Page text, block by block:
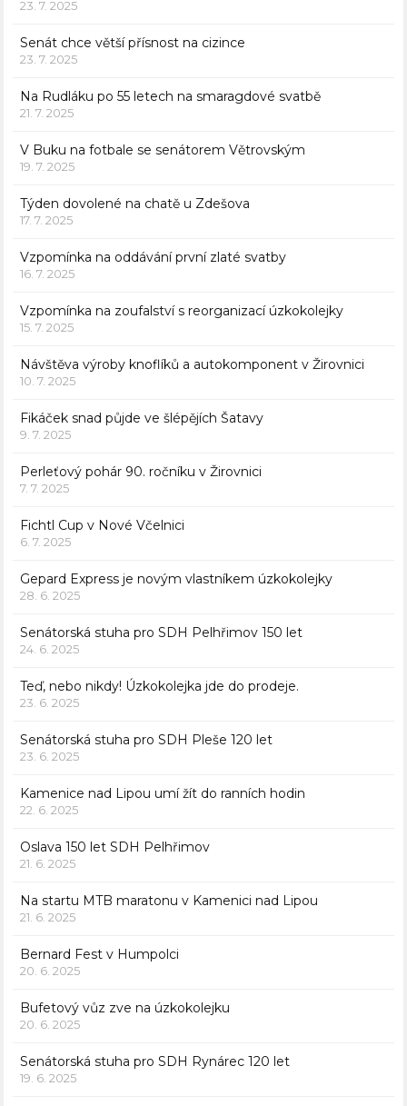
23. 7. 2025
Senát chce větší přísnost na cizince
23. 7. 2025
Na Rudláku po 55 letech na smaragdové svatbě
21. 7. 2025
V Buku na fotbale se senátorem Větrovským
19. 7. 2025
Týden dovolené na chatě u Zdešova
17. 7. 2025
Vzpomínka na oddávání první zlaté svatby
16. 7. 2025
Vzpomínka na zoufalství s reorganizací úzkokolejky
15. 7. 2025
Návštěva výroby knoflíků a autokomponent v Žirovnici
10. 7. 2025
Fikáček snad půjde ve šlépějích Šatavy
9. 7. 2025
Perleťový pohár 90. ročníku v Žirovnici
7. 7. 2025
Fichtl Cup v Nové Včelnici
6. 7. 2025
Gepard Express je novým vlastníkem úzkokolejky
28. 6. 2025
Senátorská stuha pro SDH Pelhřimov 150 let
24. 6. 2025
Teď, nebo nikdy! Úzkokolejka jde do prodeje.
23. 6. 2025
Senátorská stuha pro SDH Pleše 120 let
23. 6. 2025
Kamenice nad Lipou umí žít do ranních hodin
22. 6. 2025
Oslava 150 let SDH Pelhřimov
21. 6. 2025
Na startu MTB maratonu v Kamenici nad Lipou
21. 6. 2025
Bernard Fest v Humpolci
20. 6. 2025
Bufetový vůz zve na úzkokolejku
20. 6. 2025
Senátorská stuha pro SDH Rynárec 120 let
19. 6. 2025